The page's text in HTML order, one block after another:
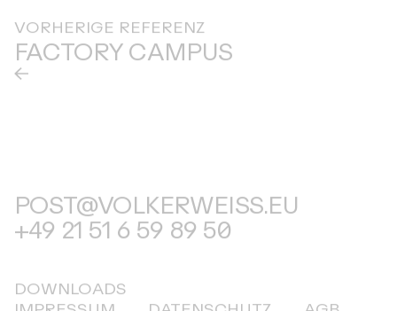
VORHERIGE REFERENZ
FACTORY CAMPUS
POST@VOLKERWEISS.EU
+49 21 51 6 59 89 50
IMPRESSUM DATENSCHUTZ AGB
DOWNLOADS